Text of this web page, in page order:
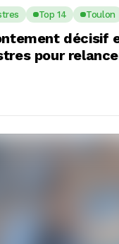
Top 14 Toulon
décisif
pour